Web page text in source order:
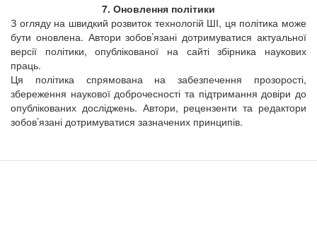
7. Оновлення політики
З огляду на швидкий розвиток технологій ШІ, ця політика може
бути оновлена. Автори зобов’язані дотримуватися актуальної
версії політики, опублікованої на сайтізбірника наукових
праць.
Ця політика спрямована на забезпечення прозорості,
збереження наукової доброчесності та підтримання довіри до
опублікованих досліджень. Автори, рецензенти та редактори
зобов’язані дотримуватися зазначених принципів.